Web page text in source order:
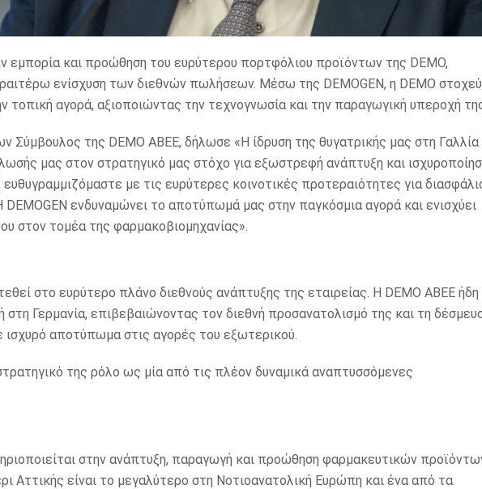
εμπορία και προώθηση του ευρύτερου πορτφόλιου προϊόντων της DEMO,
ενίσχυση των διεθνών πωλήσεων. Μέσω της DEMOGEN, η DEMO
τοπική αγορά, αξιοποιώντας την τεχνογνωσία και την παραγωγική υπεροχή
της DEMO ABEE, δήλωσε «Η ίδρυση της θυγατρικής μας στη Γαλλία
μας στον στρατηγικό μας στόχο για εξωστρεφή ανάπτυξη και
με τις ευρύτερες κοινοτικές προτεραιότητες για
ενδυναμώνει το αποτύπωμά μας στην παγκόσμια αγορά και ενισχύει
στον τομέα της φαρμακοβιομηχανίας».
στο ευρύτερο πλάνο διεθνούς ανάπτυξης της εταιρείας. Η DEMO ΑΒΕΕ ήδη
στη Γερμανία, επιβεβαιώνοντας τον διεθνή προσανατολισμό της και τη
ισχυρό αποτύπωμα στις αγορές του εξωτερικού.
της ρόλο ως μία από τις πλέον δυναμικά αναπτυσσόμενες
στην ανάπτυξη, παραγωγή και προώθηση φαρμακευτικών
Αττικής είναι το μεγαλύτερο στη Νοτιοανατολική Ευρώπη και ένα από τα